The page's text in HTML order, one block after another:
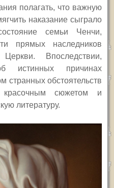
полагать, что важную
наказание сыграло
семьи Ченчи,
прямых наследников
Впоследствии,
истинных причинах
странных обстоятельств
красочным сюжетом и
литературу.